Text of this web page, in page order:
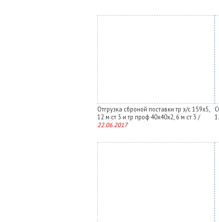
Отгрузка сброной поставки тр э/с 159х5,
12 м ст 3 и тр проф 40х40х2, 6 м ст 3 /
22.06.2017